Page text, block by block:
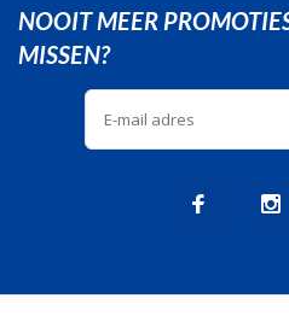
NOOIT MEER
MISSEN?